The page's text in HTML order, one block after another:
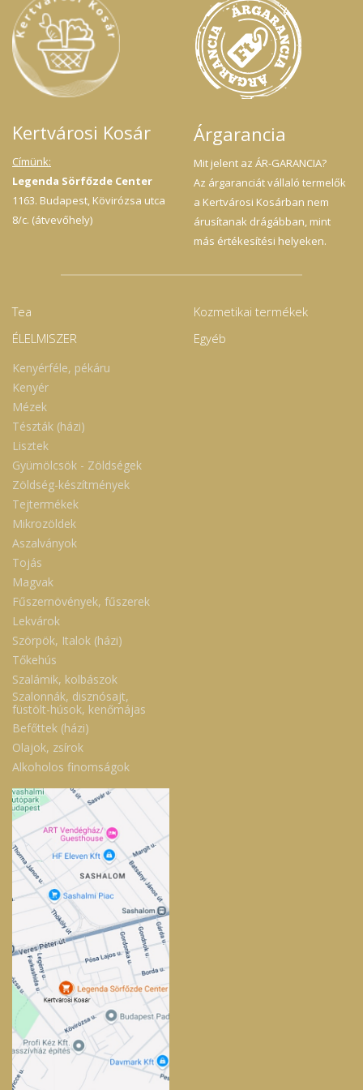
Kertvárosi Kosár
Címünk:
Legenda Sörfőzde Center
1163. Budapest, Kövirózsa utca
8/c. (átvevőhely)
Árgarancia
Mit jelent az ÁR-GARANCIA?
Az árgaranciát vállaló termelők
a Kertvárosi Kosárban nem
árusítanak drágábban, mint
más értékesítési helyeken.
Tea
ÉLELMISZER
Kenyérféle, pékáru
Kenyér
Mézek
Tészták (házi)
Lisztek
Gyümölcsök - Zöldségek
Zöldség-készítmények
Tejtermékek
Mikrozöldek
Aszalványok
Tojás
Magvak
Fűszernövények, fűszerek
Lekvárok
Szörpök, Italok (házi)
Tőkehús
Szalámik, kolbászok
Szalonnák, disznósajt,
füstölt-húsok, kenőmájas
Befőttek (házi)
Olajok, zsírok
Alkoholos finomságok
Kozmetikai termékek
Egyéb